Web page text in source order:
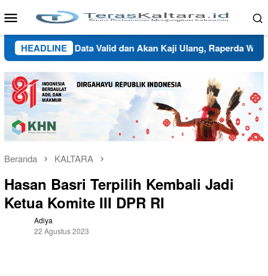
ke
Menu
Mobile
HEADLINE
Butuh Data Valid dan Akan Kaji Ulang, Raperda Wilayah
Beranda KALTARA
Hasan Basri Terpilih Kembali Jadi
Ketua Komite III DPR RI
Adiya
22 Agustus 2023